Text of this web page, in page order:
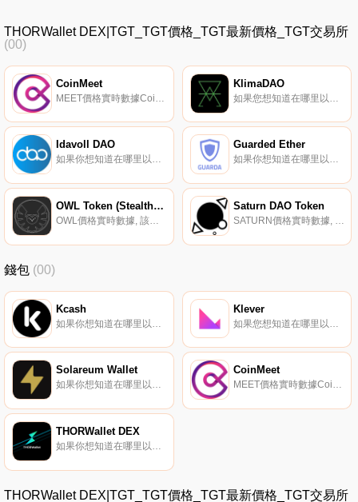
THORWallet DEX|TGT_TGT價格_TGT最新價格_TGT交易所
(00)
CoinMeet KlimaDAO
Idavoll DAO
如果你想知道在哪里以當前價格購買Idavoll DAO,目前交易{Idavoll DAO]股票的頂級加密貨幣交易所是Gate.io、LATOKEN和Coinone。您可以在我們的加密貨幣交易所頁面上找到其他列表.
Guarded Ether
如果你想知道在哪里以當前價格購買Guarded Ether,目前交易{Guarded Ether]股票的頂級加密貨幣交易所是Uniswap（V2）。您可以在我們的加密貨幣交易所頁面上找到其他列表。Guarded Ethers（$GETH）是由Guarda錢包發行的ERC20代幣.
OWL Token (StealthSwap)
OWL價格實時數據, 該項目被描述為以太坊交易的隱私保護協議。StealthSwap是一種在以太坊上實現屏蔽支付的協議,用戶可以在不犧牲隱私和匿名的情況下發送和接收以太幣或ERC-20代幣.
Saturn DAO Token
SATURN價格實時數據, 土星網絡是一個開源的交換協議,可以在以太坊或以太坊經典區塊鏈上進行任何資產的代幣交易。智能合約基礎設施支持點對點環境中的即時和現貨交易,而無需放棄對資金的控制。該協議被設計為抗審查,SATURN是賦予持有者通過DAO管理協議的投票權的令牌.
錢包 (00)
Kcash Klever
Solareum Wallet
如果你想知道在哪里以當前價格購買Solareum Wallet,目前交易{Solareum Wallet]股票的頂級加密貨幣交易所是Raydium。您可以在我們的加密貨幣交易所頁面上找到其他列表.
CoinMeet
MEET價格實時數據CoinMeet（MEET）是一種加密貨幣,在以太坊平臺上運行。CoinMeet目前的供應量為40000萬,其中0正在流通。最近已知的CoinMeet價格為0.00092388美元,在過去24小時內上漲了0.00。更多信息請訪問https://coinmeet.io/.
THORWallet DEX
如果你想知道在哪里以當前價格購買THORWallet DEX,目前交易{THORWallet DEX]股票的頂級加密貨幣交易所是MEXC、SushiSwap和THORChain。您可以在我們的加密貨幣交易所頁面上找到其他列表.
THORWallet DEX|TGT_TGT價格_TGT最新價格_TGT交易所